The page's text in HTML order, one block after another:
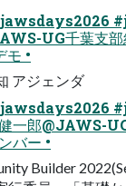
UG千葉支部
モ •
アジェンダ
一郎@JAWS-
バー •
Builder